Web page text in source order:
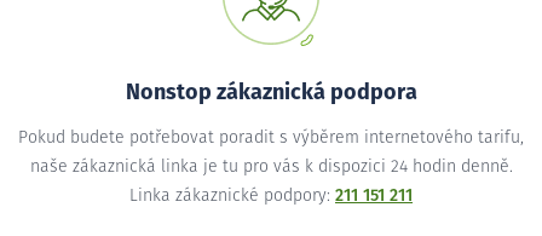
Nonstop zákaznická podpora
Pokud budete potřebovat poradit s výběrem internetového tarifu,
naše zákaznická linka je tu pro vás k dispozici 24 hodin denně.
Linka zákaznické podpory: 211 151 211